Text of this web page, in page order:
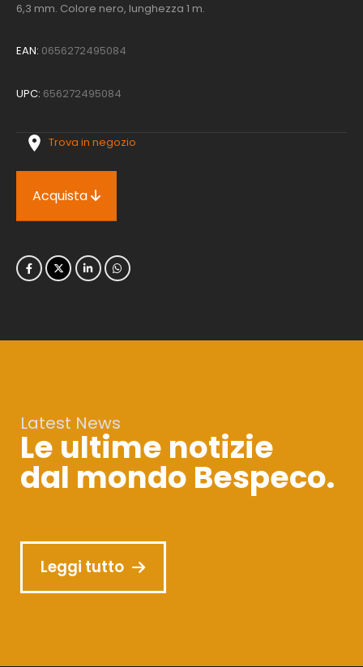
6,3 mm. Colore nero, lunghezza 1 m.
EAN: 0656272495084
UPC: 656272495084
Trova in negozio
Acquista
Latest News
Le ultime notizie
dal mondo Bespeco.
Leggi tutto